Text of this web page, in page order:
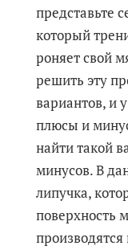
представьте
который
роняет свой
решить эту
вариантов, и
плюсы и
найти такой
минусов. В
липучка,
поверхность